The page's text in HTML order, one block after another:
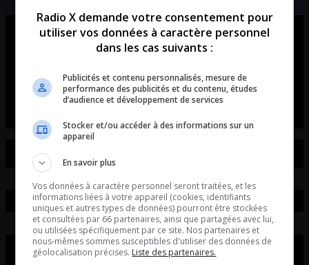
Ouellet en direct – Intégral du 07-
Ouellet en direct - Intégral du 07-08-2026
Radio X demande votre consentement pour
utiliser vos données à caractère personnel
dans les cas suivants :
Publicités et contenu personnalisés, mesure de
performance des publicités et du contenu, études
d’audience et développement de services
Stocker et/ou accéder à des informations sur un
appareil
En savoir plus
Vos données à caractère personnel seront traitées, et les
informations liées à votre appareil (cookies, identifiants
uniques et autres types de données) pourront être stockées
et consultées par 66 partenaires, ainsi que partagées avec lui,
ou utilisées spécifiquement par ce site. Nos partenaires et
nous-mêmes sommes susceptibles d'utiliser des données de
géolocalisation précises. Liste des partenaires.